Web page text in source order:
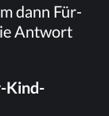
dann Für­
Ant­wort
Kind-